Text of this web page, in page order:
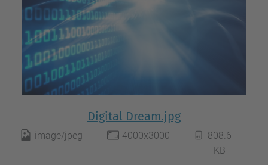
Digital Dream.jpg
image/jpeg 4000x3000
808.6
KB